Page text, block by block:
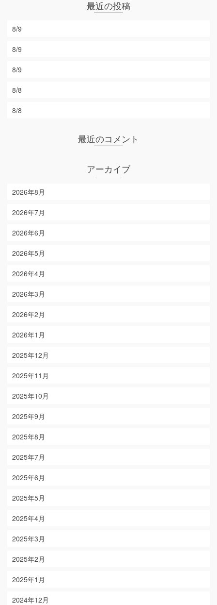
最近の投稿
8/9
8/9
8/9
8/8
8/8
最近のコメント
アーカイブ
2026年8月
2026年7月
2026年6月
2026年5月
2026年4月
2026年3月
2026年2月
2026年1月
2025年12月
2025年11月
2025年10月
2025年9月
2025年8月
2025年7月
2025年6月
2025年5月
2025年4月
2025年3月
2025年2月
2025年1月
2024年12月